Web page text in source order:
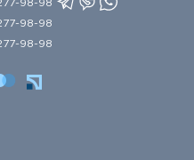
98-98
98-98
98-98